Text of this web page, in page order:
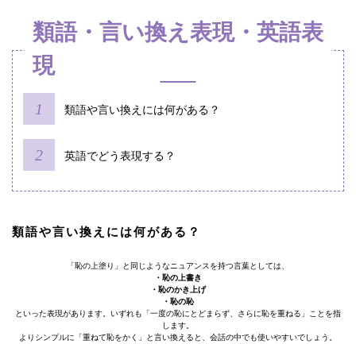
類語・言い換え表現・英語表
現
類語や言い換えには何がある？
英語でどう表現する？
類語や言い換えには何がある？
「恥の上塗り」と同じようなニュアンスを持つ言葉としては、
・恥の上書き
・恥のかき上げ
・恥の恥
といった表現があります。いずれも「一度の恥にとどまらず、さらに恥を重ねる」ことを指
します。
よりシンプルに「重ねて恥をかく」と言い換えると、会話の中でも使いやすいでしょう。